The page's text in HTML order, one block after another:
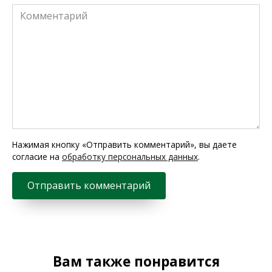
Комментарий
Нажимая кнопку «Отправить комментарий», вы даете
согласие на обработку персональных данных.
Вам также понравится